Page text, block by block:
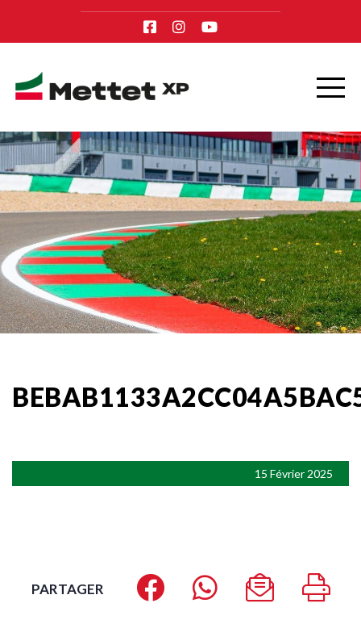
15 Février 2025
PARTAGER